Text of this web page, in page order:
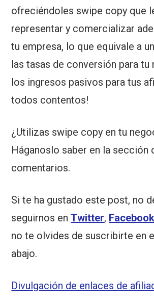
ofreciéndoles swipe copy que
representar y comercializar
tu empresa, lo que equivale a
las tasas de conversión para tu
los ingresos pasivos para tus
todos contentos!
¿Utilizas swipe copy en tu
Háganoslo saber en la sección
comentarios.
Si te ha gustado este post, no
seguirnos enTwitter,
no te olvides de suscribirte en
abajo.
Divulgación de enlaces de